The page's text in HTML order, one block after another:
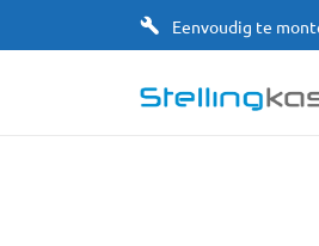
Eenvoudig te